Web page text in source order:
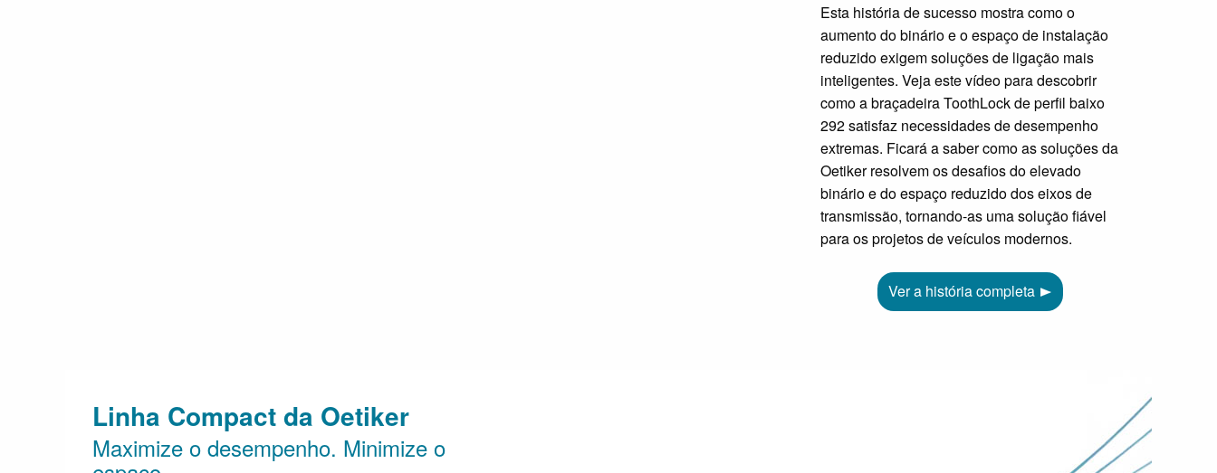
Esta história de sucesso mostra como o
aumento do binário e o espaço de instalação
reduzido exigem soluções de ligação mais
inteligentes. Veja este vídeo para descobrir
como a braçadeira ToothLock de perfil baixo
292 satisfaz necessidades de desempenho
extremas. Ficará a saber como as soluções da
Oetiker resolvem os desafios do elevado
binário e do espaço reduzido dos eixos de
transmissão, tornando-as uma solução fiável
para os projetos de veículos modernos.
Ver a história completa
Linha Compact da Oetiker
Maximize o desempenho. Minimize o